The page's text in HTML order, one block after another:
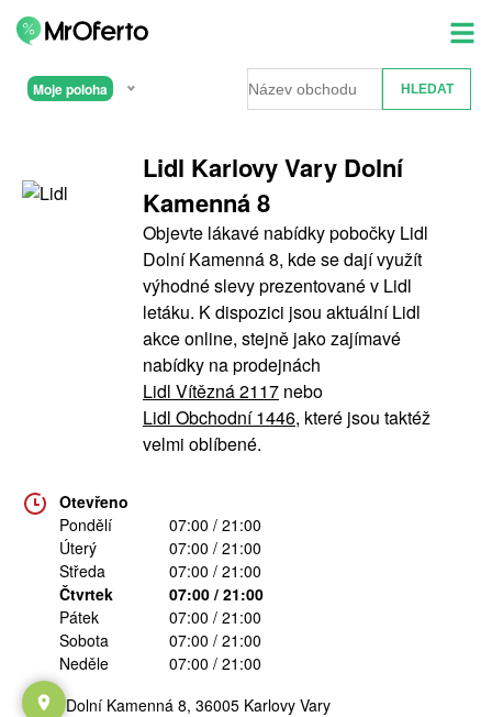
Moje poloha
Lidl Karlovy Vary Dolní
Kamenná 8
Objevte lákavé nabídky pobočky Lidl
Dolní Kamenná 8, kde se dají využít
výhodné slevy prezentované v Lidl
letáku. K dispozici jsou aktuální Lidl
akce online, stejně jako zajímavé
nabídky na prodejnách
Lidl Vítězná 2117 nebo
Lidl Obchodní 1446, které jsou taktéž
velmi oblíbené.
Otevřeno
Pondělí
07:00 / 21:00
Úterý
07:00 / 21:00
Středa
07:00 / 21:00
Čtvrtek
07:00 / 21:00
Pátek
07:00 / 21:00
Sobota
07:00 / 21:00
Neděle
07:00 / 21:00
Dolní Kamenná 8, 36005 Karlovy Vary